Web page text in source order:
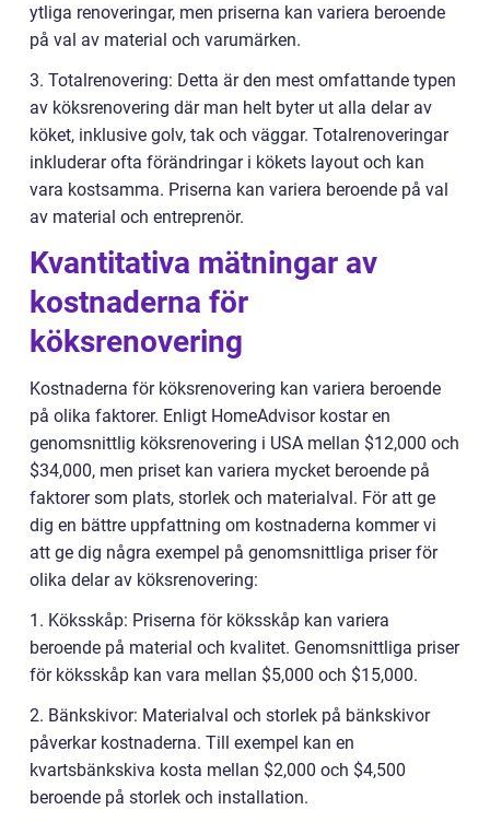
ytliga renoveringar, men priserna kan variera beroende
på val av material och varumärken.
3. Totalrenovering: Detta är den mest omfattande typen
av köksrenovering där man helt byter ut alla delar av
köket, inklusive golv, tak och väggar. Totalrenoveringar
inkluderar ofta förändringar i kökets layout och kan
vara kostsamma. Priserna kan variera beroende på val
av material och entreprenör.
Kvantitativa mätningar av
kostnaderna för
köksrenovering
Kostnaderna för köksrenovering kan variera beroende
på olika faktorer. Enligt HomeAdvisor kostar en
genomsnittlig köksrenovering i USA mellan $12,000 och
$34,000, men priset kan variera mycket beroende på
faktorer som plats, storlek och materialval. För att ge
dig en bättre uppfattning om kostnaderna kommer vi
att ge dig några exempel på genomsnittliga priser för
olika delar av köksrenovering:
1. Köksskåp: Priserna för köksskåp kan variera
beroende på material och kvalitet. Genomsnittliga priser
för köksskåp kan vara mellan $5,000 och $15,000.
2. Bänkskivor: Materialval och storlek på bänkskivor
påverkar kostnaderna. Till exempel kan en
kvartsbänkskiva kosta mellan $2,000 och $4,500
beroende på storlek och installation.